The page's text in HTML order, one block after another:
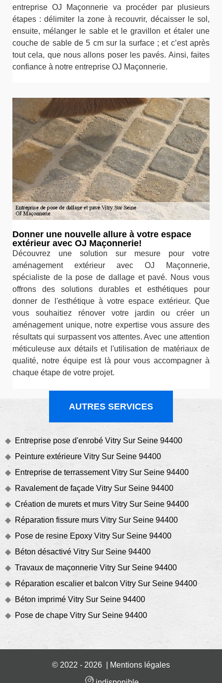
entreprise OJ Maçonnerie va procéder par plusieurs
étapes : délimiter la zone à recouvrir, décaisser le sol,
ensuite, mélanger le sable et le gravillon et étaler une
couche de sable de 5 cm sur la surface ; et c’est après
tout cela, que nous allons poser les pavés. Ainsi, faites
confiance à notre entreprise OJ Maçonnerie.
Donner une nouvelle allure à votre espace
extérieur avec OJ Maçonnerie!
Découvrez une solution sur mesure pour votre
aménagement extérieur avec OJ Maçonnerie,
spécialiste de la pose de dallage et pavé. Nous vous
offrons des solutions durables et esthétiques pour
donner de l'esthétique à votre espace extérieur. Que
vous souhaitiez rénover votre jardin ou créer un
aménagement unique, notre expertise vous assure des
résultats qui surpassent vos attentes. Avec une attention
méticuleuse aux détails et l'utilisation de matériaux de
qualité, notre équipe est là pour vous accompagner à
chaque étape de votre projet.
AUTRES SERVICES
Entreprise pose d'enrobé Vitry Sur Seine 94400
Peinture extérieure Vitry Sur Seine 94400
Entreprise de terrassement Vitry Sur Seine 94400
Ravalement de façade Vitry Sur Seine 94400
Création de murets et murs Vitry Sur Seine 94400
Réparation fissure murs Vitry Sur Seine 94400
Pose de resine Epoxy Vitry Sur Seine 94400
Béton désactivé Vitry Sur Seine 94400
Travaux de maçonnerie Vitry Sur Seine 94400
Réparation escalier et balcon Vitry Sur Seine 94400
Béton imprimé Vitry Sur Seine 94400
Pose de chape Vitry Sur Seine 94400
© 2022 - 2026 | Mentions légales